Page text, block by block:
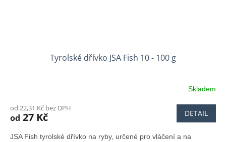
Tyrolské dřívko JSA Fish 10 - 100 g
Skladem
od 22,31 Kč bez DPH
od 27 Kč DETAIL
JSA Fish tyrolské dřívko na ryby, určené pro vláčení a na